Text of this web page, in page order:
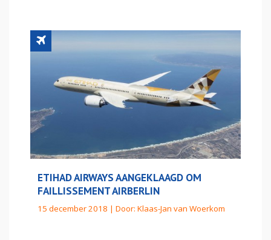
ETIHAD AIRWAYS AANGEKLAAGD OM
FAILLISSEMENT AIRBERLIN
15 december 2018 | Door: Klaas-Jan van Woerkom